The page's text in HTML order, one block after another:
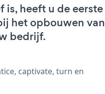
is, heeft u de eerste
het opbouwen van
bedrijf.
captivate, turn en